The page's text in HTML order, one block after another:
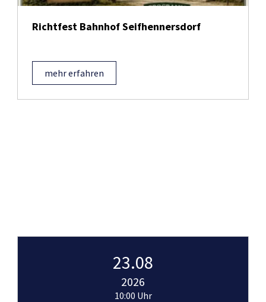
Richtfest Bahnhof Seifhennersdorf
mehr erfahren
23.08
2026
10:00 Uhr